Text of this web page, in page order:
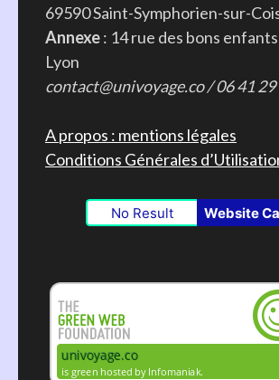
69590 Saint-Symphorien-sur-
Annexe: 14 rue des bons
Lyon
contact@univoyage.co / 06 41 29
A propos : mentions légales
Conditions Générales
No Result Website